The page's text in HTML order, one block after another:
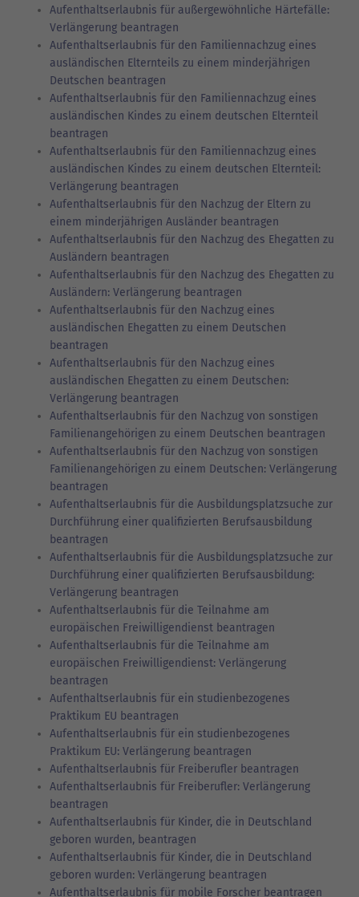
Aufenthaltserlaubnis für außergewöhnliche Härtefälle:
Verlängerung beantragen
Aufenthaltserlaubnis für den Familiennachzug eines
ausländischen Elternteils zu einem minderjährigen
Deutschen beantragen
Aufenthaltserlaubnis für den Familiennachzug eines
ausländischen Kindes zu einem deutschen Elternteil
beantragen
Aufenthaltserlaubnis für den Familiennachzug eines
ausländischen Kindes zu einem deutschen Elternteil:
Verlängerung beantragen
Aufenthaltserlaubnis für den Nachzug der Eltern zu
einem minderjährigen Ausländer beantragen
Aufenthaltserlaubnis für den Nachzug des Ehegatten zu
Ausländern beantragen
Aufenthaltserlaubnis für den Nachzug des Ehegatten zu
Ausländern: Verlängerung beantragen
Aufenthaltserlaubnis für den Nachzug eines
ausländischen Ehegatten zu einem Deutschen
beantragen
Aufenthaltserlaubnis für den Nachzug eines
ausländischen Ehegatten zu einem Deutschen:
Verlängerung beantragen
Aufenthaltserlaubnis für den Nachzug von sonstigen
Familienangehörigen zu einem Deutschen beantragen
Aufenthaltserlaubnis für den Nachzug von sonstigen
Familienangehörigen zu einem Deutschen: Verlängerung
beantragen
Aufenthaltserlaubnis für die Ausbildungsplatzsuche zur
Durchführung einer qualifizierten Berufsausbildung
beantragen
Aufenthaltserlaubnis für die Ausbildungsplatzsuche zur
Durchführung einer qualifizierten Berufsausbildung:
Verlängerung beantragen
Aufenthaltserlaubnis für die Teilnahme am
europäischen Freiwilligendienst beantragen
Aufenthaltserlaubnis für die Teilnahme am
europäischen Freiwilligendienst: Verlängerung
beantragen
Aufenthaltserlaubnis für ein studienbezogenes
Praktikum EU beantragen
Aufenthaltserlaubnis für ein studienbezogenes
Praktikum EU: Verlängerung beantragen
Aufenthaltserlaubnis für Freiberufler beantragen
Aufenthaltserlaubnis für Freiberufler: Verlängerung
beantragen
Aufenthaltserlaubnis für Kinder, die in Deutschland
geboren wurden, beantragen
Aufenthaltserlaubnis für Kinder, die in Deutschland
geboren wurden: Verlängerung beantragen
Aufenthaltserlaubnis für mobile Forscher beantragen